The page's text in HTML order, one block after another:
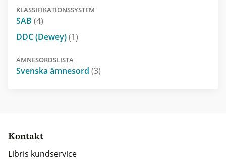
KLASSIFIKATIONSSYSTEM
SAB (4)
DDC (Dewey)(1)
ÄMNESORDSLISTA
Svenska ämnesord (3)
Kontakt
Libris kundservice